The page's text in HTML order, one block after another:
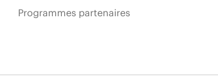
Programmes partenaires